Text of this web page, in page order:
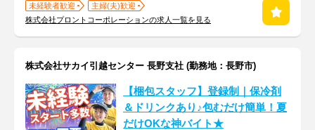
未経験者歓迎
主婦(夫)歓迎
株式会社プロントコーポレーションの求人一覧を見る
株式会社サカイ引越センター 長野支社 (勤務地：長野市)
【梱包スタッフ】登録制｜保冷剤
＆ドリンクあり♪包むだけ簡単！夏
だけOKな神バイト★